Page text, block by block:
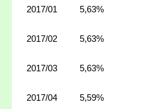
2017/01 5,63%
2017/02 5,63%
2017/03 5,63%
2017/04 5,59%